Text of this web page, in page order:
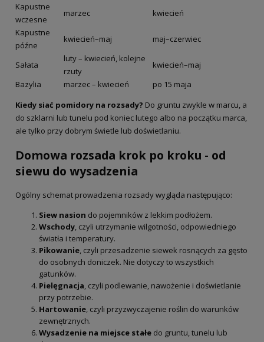
Kapustne
wczesne
marzec
kwiecień
Kapustne
późne
kwiecień–maj maj–czerwiec
Sałata
luty – kwiecień, kolejne
rzuty
kwiecień–maj
Bazylia
marzec – kwiecień
po 15 maja
Kiedy siać pomidory na rozsady? Do gruntu zwykle w marcu, a
do szklarni lub tunelu pod koniec lutego albo na początku marca,
ale tylko przy dobrym świetle lub doświetlaniu.
Domowa rozsada krok po kroku - od
siewu do wysadzenia
Ogólny schemat prowadzenia rozsady wygląda następująco:
Siew nasion do pojemników z lekkim podłożem.
Wschody, czyli utrzymanie wilgotności, odpowiedniego
światła i temperatury.
Pikowanie, czyli przesadzenie siewek rosnących za gęsto
do osobnych doniczek. Nie dotyczy to wszystkich
gatunków.
Pielęgnacja, czyli podlewanie, nawożenie i doświetlanie
przy potrzebie.
Hartowanie, czyli przyzwyczajenie roślin do warunków
zewnętrznych.
Wysadzenie na miejsce stałe do gruntu, tunelu lub